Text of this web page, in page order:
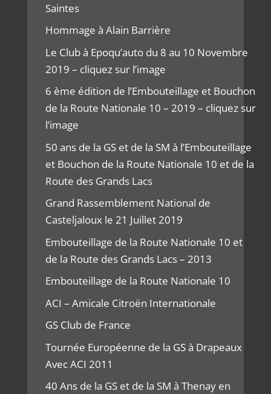
Saintes
Hommage à Alain Barrière
Le Club à Epoqu’auto du 8 au 10 Novembre
2019 – cliquez sur l’image
6 ème édition de l’Embouteillage et Bouchon
de la Route Nationale 10 – 2019 – cliquez sur
l’image
50 ans de la GS et de la SM à l’Embouteillage
et Bouchon de la Route Nationale 10 et de la
Route des Grands Lacs
Grand Rassemblement National de
Casteljaloux le 21 Juillet 2019
Embouteillage de la Route Nationale 10 et
de la Route des Grands Lacs – 2013
Embouteillage de la Route Nationale 10
ACI – Amicale Citroën Internationale
GS Club de France
Tournée Européenne de la GS à Drapeaux
Avec ACI 2011
40 Ans de la GS et de la SM à Thenay en